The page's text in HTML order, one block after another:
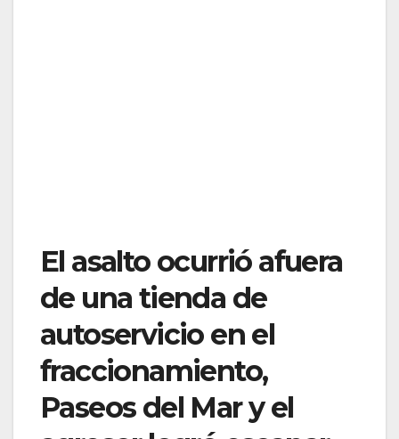
El asalto ocurrió afuera
de una tienda de
autoservicio en el
fraccionamiento,
Paseos del Mar y el